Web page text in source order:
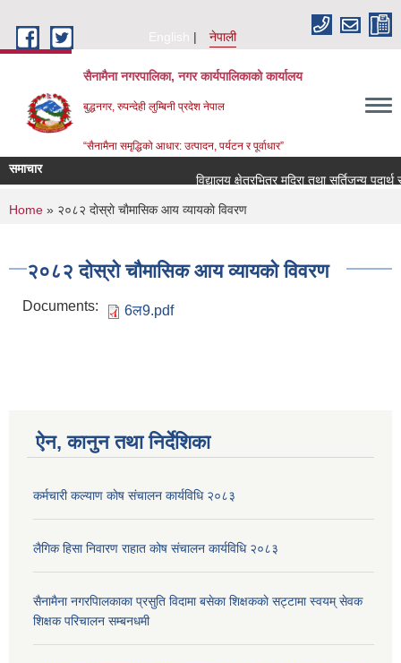
English
नेपाली
सैनामैना नगरपालिका, नगर कार्यपालिकाको कार्यालय
बुद्धनगर, रुपन्देही लुम्बिनी प्रदेश नेपाल
“सैनामैना समृद्धिको आधार: उत्पादन, पर्यटन र पूर्वाधार”
समाचार
विद्यालय क्षेत्रभित्र मदिरा तथा सुर्तिजन्य
You are here
Home » २०८२ दाेस्राे चाैमासिक आय व्यायकाे विवरण
२०८२ दाेस्राे चाैमासिक आय व्यायकाे विवरण
Documents: 6ल9.pdf
ऐन, कानुन तथा निर्देशिका
कर्मचारी कल्याण काेष संचालन कार्यविधि २०८३
लैगिक हिसा निवारण राहात कोष संचालन कार्यविधि २०८३
सैनामैना नगरपािलकाका प्रसुति विदामा बसेका शिक्षककाे सट्टामा स्वयम् सेवक
शिक्षक परिचालन सम्बनधमी